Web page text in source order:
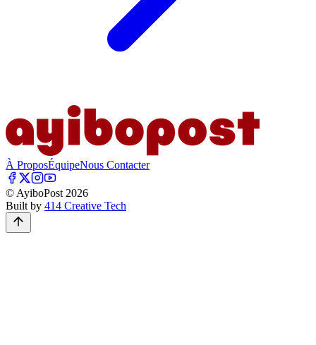
À ProposÉquipeNous Contacter
© AyiboPost 2026
Built by 414 Creative Tech